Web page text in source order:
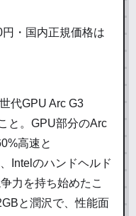
・国内正規価格は
代GPU Arc G3
と。GPU部分のArc
高速と
Intelのハンドヘルド
力を持ち始めたこ
と潤沢で、性能面